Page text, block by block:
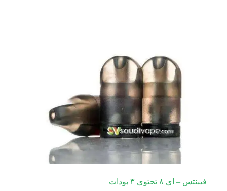
فيبنتس – اي ٨ تحتوي ٣ بودات